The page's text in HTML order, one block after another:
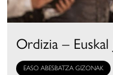
Ordizia – Euskal
EASO ABESBATZA GIZONAK